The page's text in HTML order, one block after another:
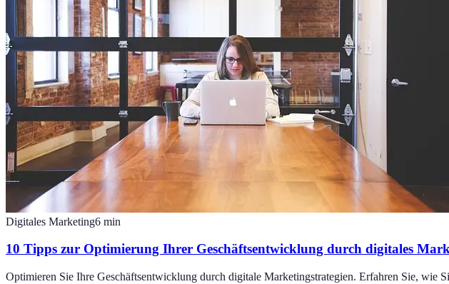
Digitales Marketing6 min
10 Tipps zur Optimierung Ihrer Geschäftsentwicklung durch digitales
Optimieren Sie Ihre Geschäftsentwicklung durch digitale Marketingstrategien. Erfahren Sie, wie